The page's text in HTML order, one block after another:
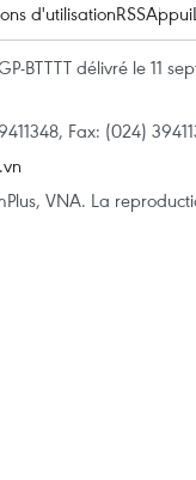
d'utilisationRSSAppui
BTTTT délivré le 11
Fax: (024)
VNA. La